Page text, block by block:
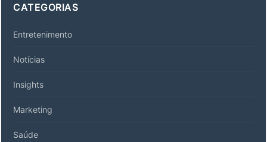
CATEGORIAS
Entretenimento
Notícias
Insights
Marketing
Saúde